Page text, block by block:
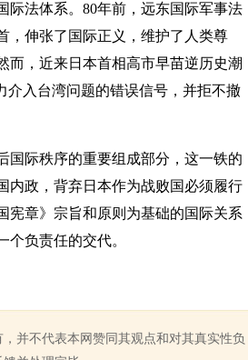
际法体系。80年前，远东国际军事法
，伸张了国际正义，维护了人类尊
而，近来日本首相高市早苗逆历史潮
介入台湾问题的错误信号，并拒不撤
国际秩序的重要组成部分，这一铁的
内政，背弃日本作为战败国必须履行
宪章》宗旨和原则为基础的国际关系
负责任的交代。
并不代表本网赞同其观点和对其真实性负